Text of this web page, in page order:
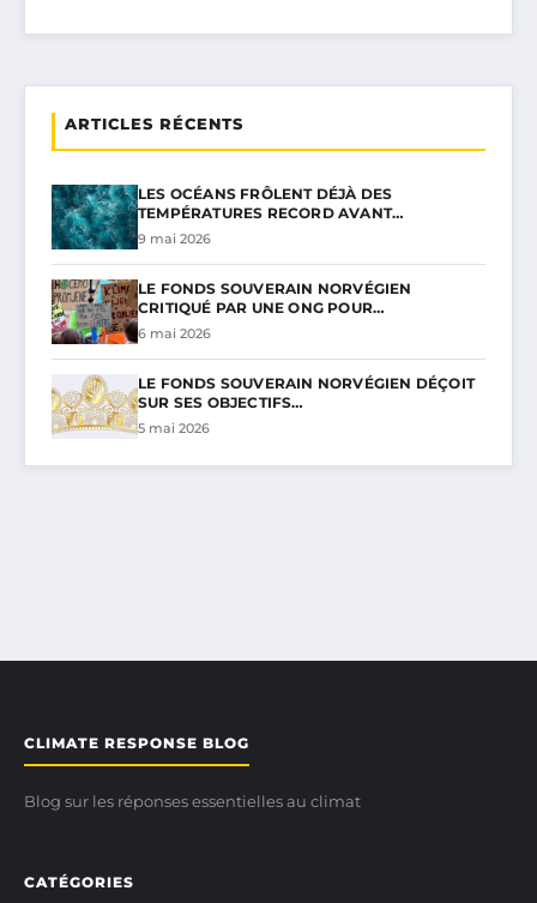
ARTICLES RÉCENTS
LES OCÉANS FRÔLENT DÉJÀ DES
TEMPÉRATURES RECORD AVANT…
9 mai 2026
LE FONDS SOUVERAIN NORVÉGIEN
CRITIQUÉ PAR UNE ONG POUR…
6 mai 2026
LE FONDS SOUVERAIN NORVÉGIEN DÉÇOIT
SUR SES OBJECTIFS…
5 mai 2026
CLIMATE RESPONSE BLOG
Blog sur les réponses essentielles au climat
CATÉGORIES